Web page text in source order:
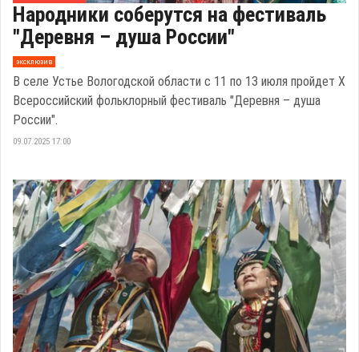
Народники соберутся на фестиваль
"Деревня – душа России"
эксклюзив
В селе Устье Вологодской области с 11 по 13 июля пройдет X
Всероссийский фольклорный фестиваль "Деревня – душа
России".
09.07.2025 17:00